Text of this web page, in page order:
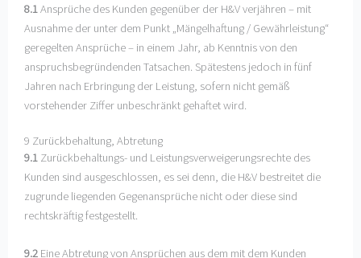
8.1 Ansprüche des Kunden gegenüber der H&V verjähren – mit
Ausnahme der unter dem Punkt „Mängelhaftung / Gewährleistung“
geregelten Ansprüche – in einem Jahr, ab Kenntnis von den
anspruchsbegründenden Tatsachen. Spätestens jedoch in fünf
Jahren nach Erbringung der Leistung, sofern nicht gemäß
vorstehender Ziffer unbeschränkt gehaftet wird.
9 Zurückbehaltung, Abtretung
9.1 Zurückbehaltungs- und Leistungsverweigerungsrechte des
Kunden sind ausgeschlossen, es sei denn, die H&V bestreitet die
zugrunde liegenden Gegenansprüche nicht oder diese sind
rechtskräftig festgestellt.
9.2 Eine Abtretung von Ansprüchen aus dem mit dem Kunden